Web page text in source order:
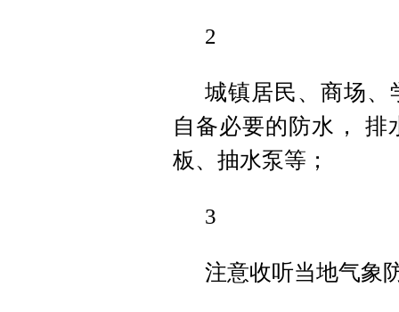
2
城镇居民、商场、
自备必要的防水，
板、抽水泵等；
3
注意收听当地气象